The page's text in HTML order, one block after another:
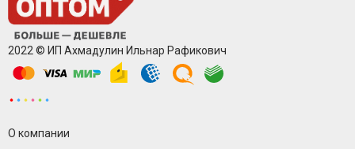
2022 © ИП Ахмадулин Ильнар Рафикович
О компании